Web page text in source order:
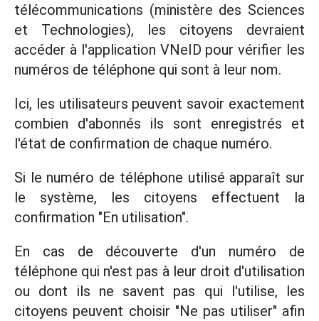
télécommunications (ministère des Sciences
et Technologies), les citoyens devraient
accéder à l'application VNeID pour vérifier les
numéros de téléphone qui sont à leur nom.
Ici, les utilisateurs peuvent savoir exactement
combien d'abonnés ils sont enregistrés et
l'état de confirmation de chaque numéro.
Si le numéro de téléphone utilisé apparaît sur
le système, les citoyens effectuent la
confirmation "En utilisation".
En cas de découverte d'un numéro de
téléphone qui n'est pas à leur droit d'utilisation
ou dont ils ne savent pas qui l'utilise, les
citoyens peuvent choisir "Ne pas utiliser" afin